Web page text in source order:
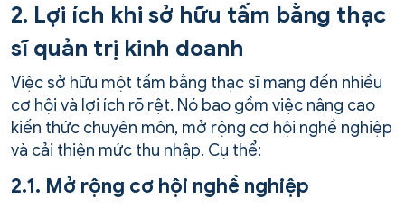
2. Lợi ích khi sở hữu tấm bằng thạc
sĩ quản trị kinh doanh
Việc sở hữu một tấm bằng thạc sĩ mang đến nhiều
cơ hội và lợi ích rõ rệt. Nó bao gồm việc nâng cao
kiến thức chuyên môn, mở rộng cơ hội nghề nghiệp
và cải thiện mức thu nhập. Cụ thể:
2.1. Mở rộng cơ hội nghề nghiệp